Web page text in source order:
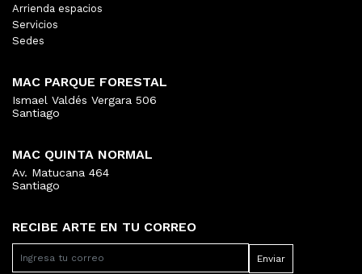
RECIBE ARTE EN TU CORREO
Arrienda espacios
Servicios
Sedes
MAC PARQUE FORESTAL
Ismael Valdés Vergara 506
Santiago
MAC QUINTA NORMAL
Av. Matucana 464
Santiago